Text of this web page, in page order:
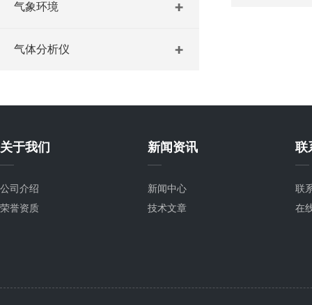
气象环境
气体分析仪
关于我们
公司介绍
荣誉资质
新闻资讯
新闻中心
技术文章
联
联
在